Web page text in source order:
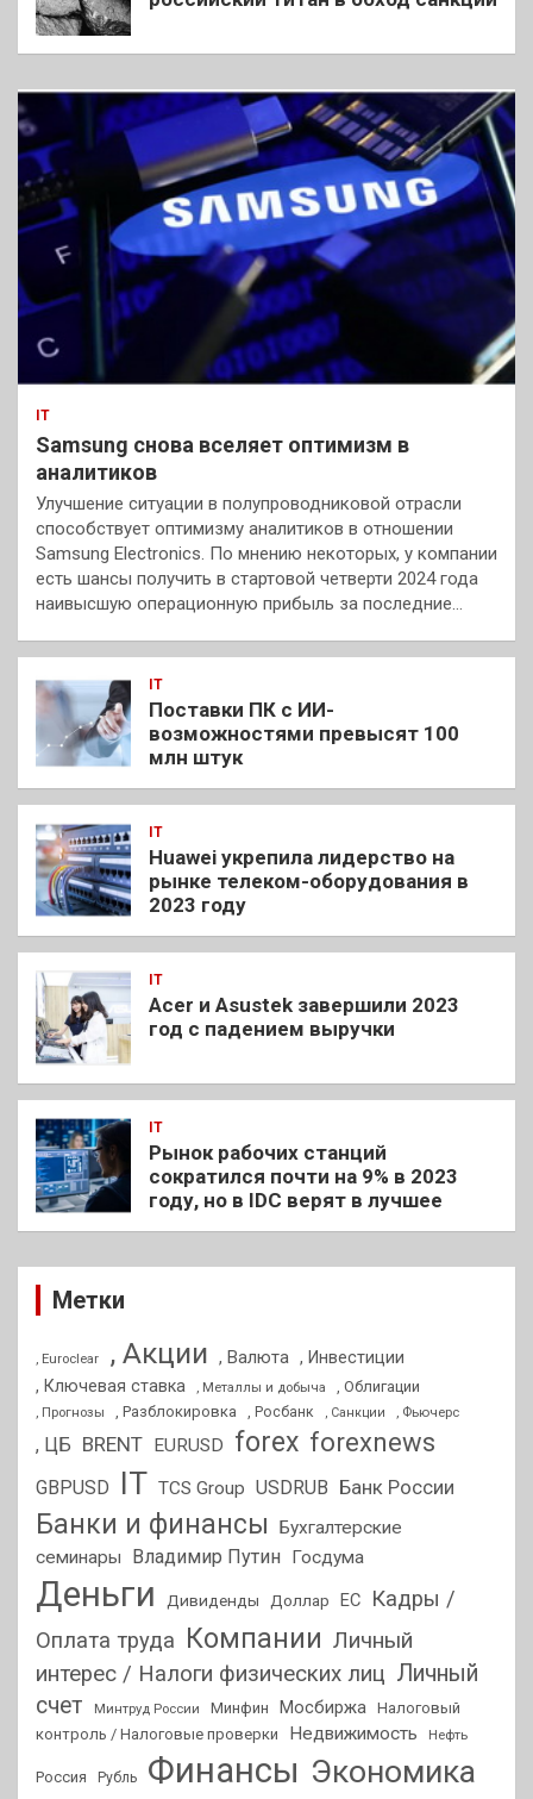
IT
Samsung снова вселяет оптимизм в
аналитиков
Улучшение ситуации в полупроводниковой отрасли
способствует оптимизму аналитиков в отношении
Samsung Electronics. По мнению некоторых, у компании
есть шансы получить в стартовой четверти 2024 года
наивысшую операционную прибыль за последние…
IT
Поставки ПК с ИИ-
возможностями превысят 100
млн штук
IT
Huawei укрепила лидерство на
рынке телеком-оборудования в
2023 году
IT
Acer и Asustek завершили 2023
год с падением выручки
IT
Рынок рабочих станций
сократился почти на 9% в 2023
году, но в IDC верят в лучшее
Метки
, Euroclear , Акции , Валюта , Инвестиции
, Ключевая ставка
, Металлы и добыча , Облигации
, Прогнозы , Разблокировка , Росбанк , Санкции , Фьючерс
, ЦБ BRENT EURUSD forex forexnews
GBPUSD IT TCS Group USDRUB Банк России
Банки и финансы
Бухгалтерские
семинары
Владимир Путин Госдума
Деньги Дивиденды Доллар ЕС
Кадры /
Оплата труда Компании Личный
интерес / Налоги физических лиц Личный
счет
Минтруд России Минфин Мосбиржа Налоговый
контроль / Налоговые проверки
Недвижимость Нефть
Россия Рубль Финансы Экономика